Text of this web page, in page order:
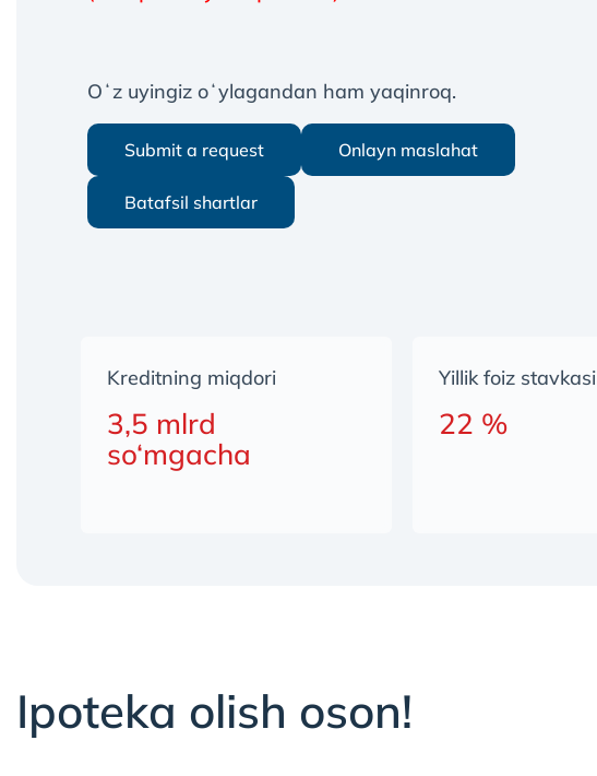
Oʻz uyingiz oʻylagandan ham yaqinroq.
Submit a request Onlayn maslahat
Batafsil shartlar
Kreditning miqdori
3,5 mlrd
so‘mgacha
Yillik foiz stavkasi
22 %
Ipoteka olish oson!